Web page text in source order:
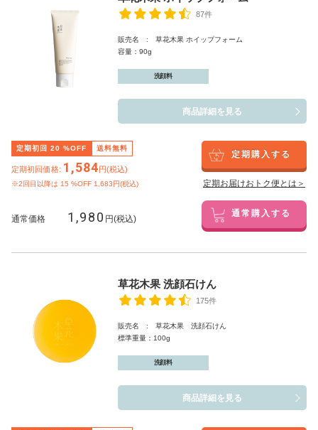
87件
販売名 : 草花木果 ホイップフォーム
容量：90g
洗顔料
商品詳細を見る
定期初回 20 %OFF 送料無料
定期初回価格: 1,584円(税込)
※2回目以降は 15 %OFF 1,683円(税込)
定期購入する
定期お届けおトク便とは＞
通常価格 1,980 円(税込) 通常購入する
草花木果 洗顔石けん
175件
販売名 : 草花木果 洗顔石けん
標準重量：100g
洗顔料
商品詳細を見る